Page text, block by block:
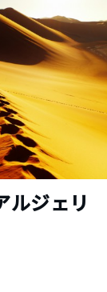
ルジェリ